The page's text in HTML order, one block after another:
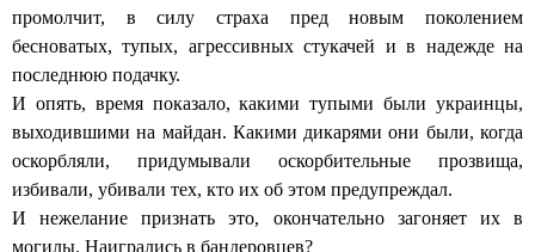
промолчит, в силу страха пред новым поколением
бесноватых, тупых, агрессивных стукачей и в надежде на
последнюю подачку.
И опять, время показало, какими тупыми были украинцы,
выходившими на майдан. Какими дикарями они были, когда
оскорбляли, придумывали оскорбительные прозвища,
избивали, убивали тех, кто их об этом предупреждал.
И нежелание признать это, окончательно загоняет их в
могилы. Наигрались в бандеровцев?